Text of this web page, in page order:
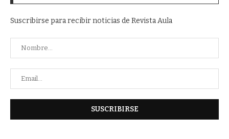
Suscribirse para recibir noticias de Revista Aula